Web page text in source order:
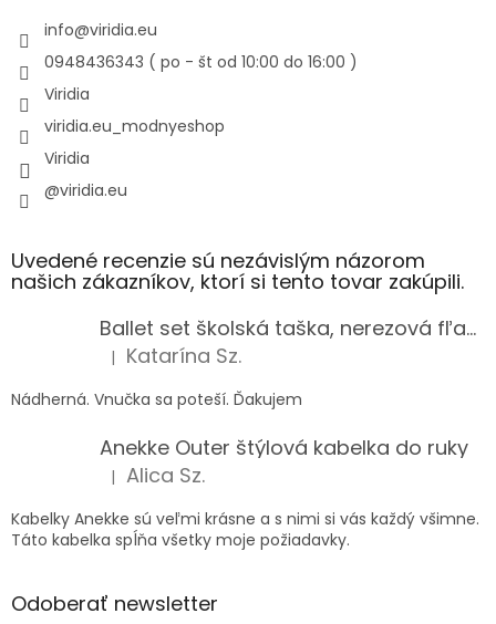
info@viridia.eu
0948436343 ( po - št od 10:00 do 16:00 )
Viridia
viridia.eu_modnyeshop
Viridia
@viridia.eu
Uvedené recenzie sú nezávislým názorom
našich zákazníkov, ktorí si tento tovar zakúpili.
Ballet set školská taška, nerezová fľaša a plný peračník s motívom baletky pre dievča
Hodnotenie produktu je 5 z 5 hviezdičiek.
| Katarína Sz.
Nádherná. Vnučka sa poteší. Ďakujem
Anekke Outer štýlová kabelka do ruky
Hodnotenie produktu je 5 z 5 hviezdičiek.
| Alica Sz.
Kabelky Anekke sú veľmi krásne a s nimi si vás každý všimne.
Táto kabelka spĺňa všetky moje požiadavky.
Odoberať newsletter